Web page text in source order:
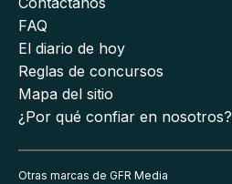
FAQ
El diario de hoy
Reglas de concursos
Mapa del sitio
¿Por qué confiar en nosotros?
Otras marcas de GFR Media